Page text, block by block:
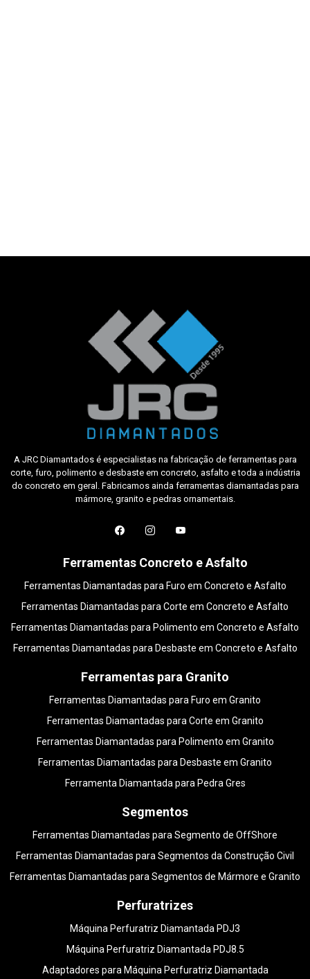
A JRC Diamantados é especialistas na fabricação de ferramentas para
corte, furo, polimento e desbaste em concreto, asfalto e toda a indústria
do concreto em geral. Fabricamos ainda ferramentas diamantadas para
mármore, granito e pedras ornamentais.
Ferramentas Concreto e Asfalto
Ferramentas Diamantadas para Furo em Concreto e Asfalto
Ferramentas Diamantadas para Corte em Concreto e Asfalto
Ferramentas Diamantadas para Polimento em Concreto e Asfalto
Ferramentas Diamantadas para Desbaste em Concreto e Asfalto
Ferramentas para Granito
Ferramentas Diamantadas para Furo em Granito
Ferramentas Diamantadas para Corte em Granito
Ferramentas Diamantadas para Polimento em Granito
Ferramentas Diamantadas para Desbaste em Granito
Ferramenta Diamantada para Pedra Gres
Segmentos
Ferramentas Diamantadas para Segmento de OffShore
Ferramentas Diamantadas para Segmentos da Construção Civil
Ferramentas Diamantadas para Segmentos de Mármore e Granito
Perfuratrizes
Máquina Perfuratriz Diamantada PDJ3
Máquina Perfuratriz Diamantada PDJ8.5
Adaptadores para Máquina Perfuratriz Diamantada